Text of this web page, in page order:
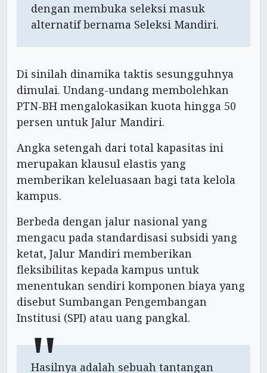
dengan membuka seleksi masuk
alternatif bernama Seleksi Mandiri.
Di sinilah dinamika taktis sesungguhnya
dimulai. Undang-undang membolehkan
PTN-BH mengalokasikan kuota hingga 50
persen untuk Jalur Mandiri.
Angka setengah dari total kapasitas ini
merupakan klausul elastis yang
memberikan keleluasaan bagi tata kelola
kampus.
Berbeda dengan jalur nasional yang
mengacu pada standardisasi subsidi yang
ketat, Jalur Mandiri memberikan
fleksibilitas kepada kampus untuk
menentukan sendiri komponen biaya yang
disebut Sumbangan Pengembangan
Institusi (SPI) atau uang pangkal.
Hasilnya adalah sebuah tantangan